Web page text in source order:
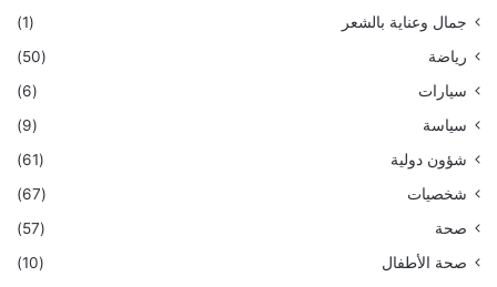
جمال وعناية بالشعر
(1)
رياضة
(50)
سيارات
(6)
سياسة
(9)
شؤون دولية
(61)
شخصيات
(67)
صحة
(57)
صحة الأطفال
(10)